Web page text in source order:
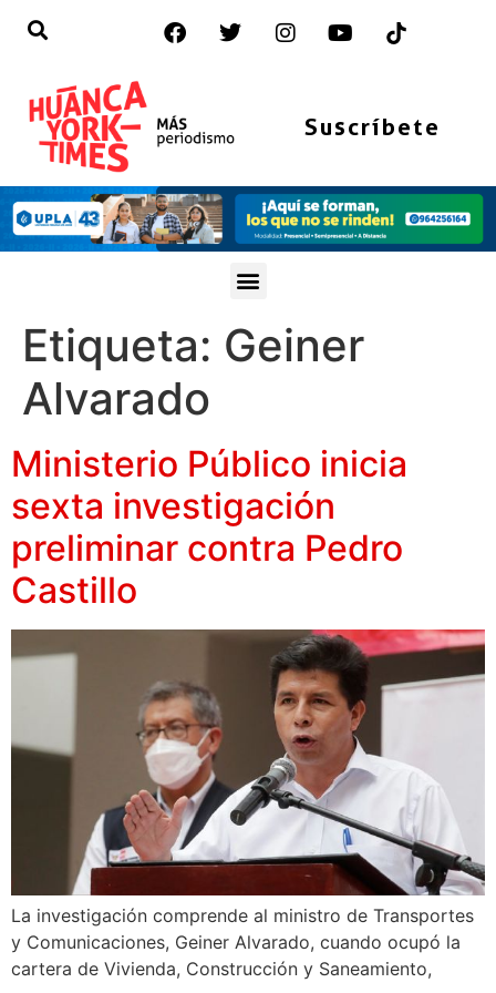
Suscríbete
Etiqueta: Geiner
Alvarado
Ministerio Público inicia
sexta investigación
preliminar contra Pedro
Castillo
La investigación comprende al ministro de Transportes
y Comunicaciones, Geiner Alvarado, cuando ocupó la
cartera de Vivienda, Construcción y Saneamiento,